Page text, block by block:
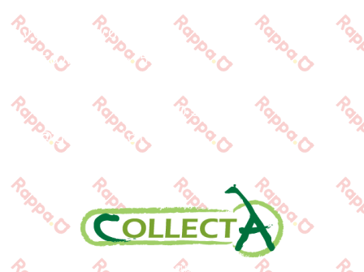
Ιωνος Δραγούμη 14
Θεσσαλονίκη · 54624
+30 2310 551560
info@gounaridis.com
www.rappa.gr